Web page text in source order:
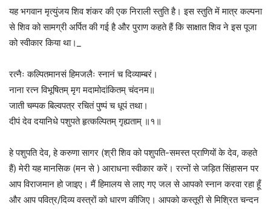
यह भगवान मृत्युंजय शिव शंकर की एक निराली स्तुति है। इस स्तुति में मात्र कल्पना
से शिव को सामग्री अर्पित की गई है और पुराण कहते हैं कि ‍साक्षात शिव ने इस पूजा
को स्वीकार किया था।_
रत्नैः कल्पितमानसं हिमजलैः स्नानं च दिव्याम्बरं।
नाना रत्न विभूषितम्‌ मृग मदामोदांकितम्‌ चंदनम॥
जाती चम्पक बिल्वपत्र रचितं पुष्पं च धूपं तथा।
दीपं देव दयानिधे पशुपते हृत्कल्पितम्‌ गृह्यताम्‌ ॥१॥
हे पशुपति देव, हे करुणा सागर (श्री शिव को पशुपति-समस्त प्राणियों के देव, कहते
हैं) मेरी यह मानसिक (मन से ) आराधना स्वीकार करें। रत्नों से जड़ित सिंहासन पर
आप विराजमान हो जाइए। मैं हिमालय से लाए गए जल से आपको स्नान करवा रहा हूँ
और आप पवित्र/दिव्य वस्त्रों को धारण कीजिए। आपको कस्तूरी से मिश्रित चन्दन